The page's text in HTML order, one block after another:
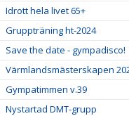
Idrott hela livet 65+
Gruppträning ht-2024
Save the date - gympadisco!
Värmlandsmästerskapen
Gympatimmen v.39
Nystartad DMT-grupp